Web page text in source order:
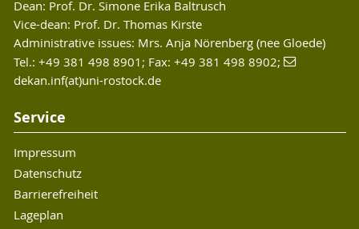
» Webseite
NASFIT – Intelligente Assistenzsysteme zur
Funktionsunterstützung und
neuromuskulären Störungen (BMBF)
»Webseite
PerDemo – Personalarbeit im
Demografischen Wandel (BMBF, ESF)
Graduate School)
»Webseite
Societies" (Excellence Research Programm
Mecklenburg-Vorpommern)
» Webseite
Dean: Prof. Dr. Simone Erika Baltrusch
Vice-dean: Prof. Dr. Thomas Kirste
Administrative issues: Mrs. Anja Nörenberg (nee Gloede)
Tel.: +49 381 498 8901; Fax: +49 381 498 8902;
dekan.inf(at)uni-rostock.de
Service
Impressum
Datenschutz
Barrierefreiheit
Lageplan